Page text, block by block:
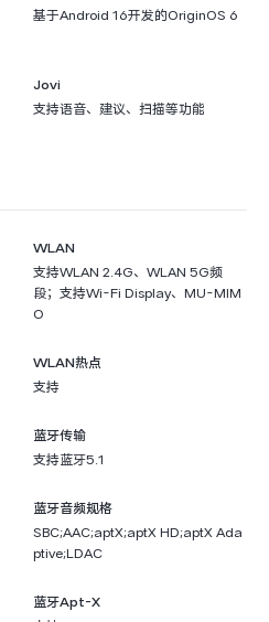
基于Android 16开发的OriginOS 6
Jovi
支持语音、建议、扫描等功能
WLAN
支持WLAN 2.4G、WLAN 5G频
段；支持Wi-Fi Display、MU-MIM
O
WLAN热点
支持
蓝牙传输
支持蓝牙5.1
蓝牙音频规格
SBC;AAC;aptX;aptX HD;aptX Ada
ptive;LDAC
蓝牙Apt-X